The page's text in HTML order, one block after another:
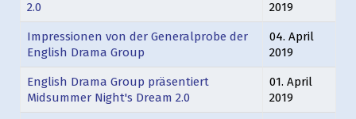
2.0
2019
Impressionen von der Generalprobe der
English Drama Group
04. April
2019
English Drama Group präsentiert
Midsummer Night's Dream 2.0
01. April
2019